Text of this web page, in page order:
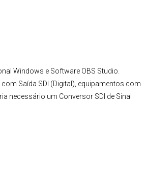
Windows e Software OBS Studio.
com Saída SDI (Digital) , equipamentos com
necessário um Conversor SDI de Sinal